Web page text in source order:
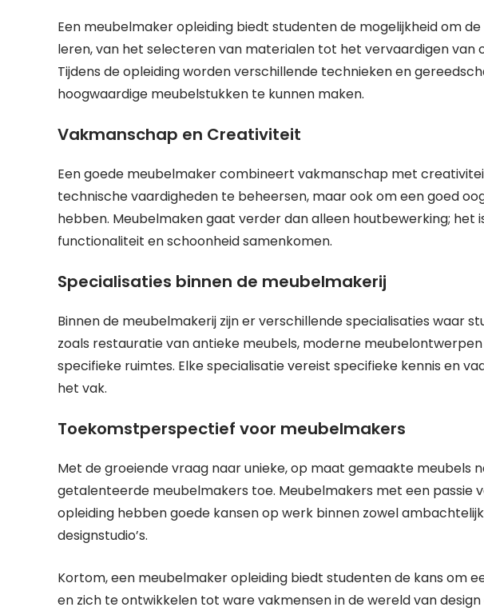
Een meubelmaker opleiding biedt studenten de mogelijkheid om
leren, van het selecteren van materialen tot het vervaardigen van
Tijdens de opleiding worden verschillende technieken en
hoogwaardige meubelstukken te kunnen maken.
Vakmanschap en Creativiteit
Een goede meubelmaker combineert vakmanschap met
technische vaardigheden te beheersen, maar ook om een goed
hebben. Meubelmaken gaat verder dan alleen houtbewerking; het
functionaliteit en schoonheid samenkomen.
Specialisaties binnen de meubelmakerij
Binnen de meubelmakerij zijn er verschillende specialisaties waar
zoals restauratie van antieke meubels, moderne
specifieke ruimtes. Elke specialisatie vereist specifieke kennis en
het vak.
Toekomstperspectief voor meubelmakers
Met de groeiende vraag naar unieke, op maat gemaakte meubels
getalenteerde meubelmakers toe. Meubelmakers met een passie
opleiding hebben goede kansen op werk binnen zowel
designstudio’s.
Kortom, een meubelmaker opleiding biedt studenten de kans om
en zich te ontwikkelen tot ware vakmensen in de wereld van